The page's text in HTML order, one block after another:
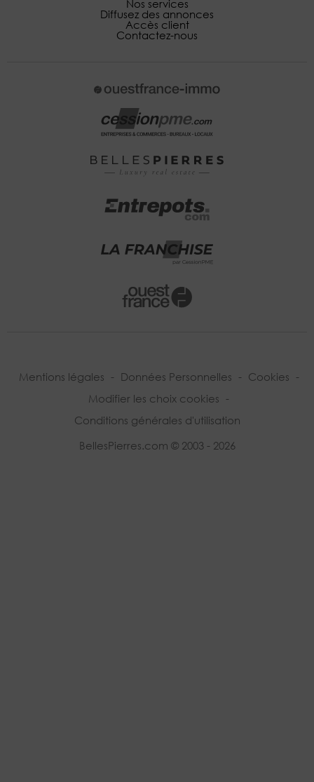
Nos services
Diffusez des annonces
Accès client
Contactez-nous
Mentions légales - Données Personnelles - Cookies -
Modifier les choix cookies -
Conditions générales d'utilisation
BellesPierres.com © 2003 - 2026